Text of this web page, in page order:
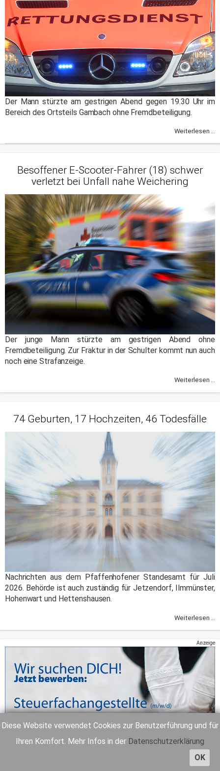
Diese Website verwendet Cookies zur Benutzerführung und für
Ihren Komfort. Mehr Infos in der Datenschutzerklärung
OK
Der Mann stürzte am gestrigen Abend gegen 19.30 Uhr im
Bereich des Ortsteils Gambach ohne Fremdbeteiligung.
Weiterlesen ...
Besoffener E-Scooter-Fahrer (18) schwer
verletzt bei Unfall nahe Weichering
Der junge Mann stürzte am gestrigen Abend ohne
Fremdbeteiligung. Zur Fraktur in der Schulter kommt nun auch
noch eine Strafanzeige.
Weiterlesen ...
74 Geburten, 17 Hochzeiten, 46 Todesfälle
Nachrichten aus dem Pfaffenhofener Standesamt für Juli
2026. Behörde ist auch zuständig für Jetzendorf, Ilmmünster,
Hohenwart und Hettenshausen.
Weiterlesen ...
Anzeige